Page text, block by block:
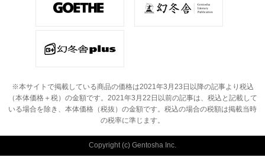
※本サイトで掲載している商品の価格は2021年3月23日以降の記事より税込
（本体価格＋税）の金額です。 2021年3月22日以前の記事は、税込と記載して
いる場合を除き、本体価格（税抜）の金額です。 税込の場合の税額は掲載当時
の税率に準じます。
Copyright (c) Gentosha Inc.